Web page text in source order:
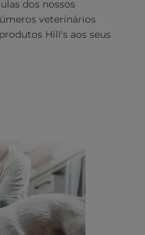
dos nossos
veterinários
Hill's aos seus